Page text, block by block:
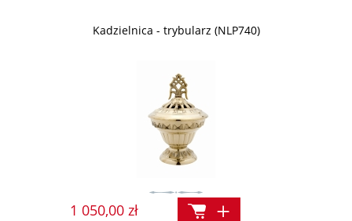
Kadzielnica - trybularz (NLP740)
1 050,00 zł